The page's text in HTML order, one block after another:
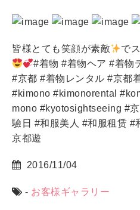
皆様とても笑顔が素敵
で
#着物 #着物ヘア #着物
#京都 #着物レンタル #京都
#kimono #kimonorental
mono #kyotosightseeing #
驗日 #和服美人 #和服租赁 #
京都遊
2016/11/04
- お客様ギャラリー